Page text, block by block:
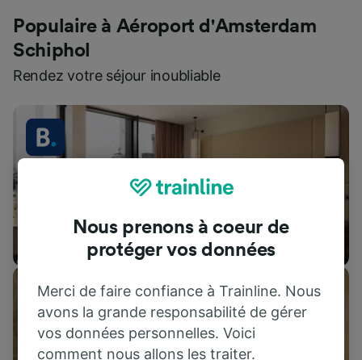
Populaire à Aéroport d'Amsterdam
Schiphol
Rendez votre séjour inoubliable
Hébergements
Nous prenons à coeur de
protéger vos données
Merci de faire confiance à Trainline. Nous
avons la grande responsabilité de gérer
vos données personnelles. Voici
comment nous allons les traiter.